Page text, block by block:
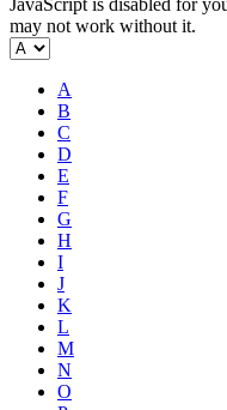
JavaScript is disabled for
may not work without it.
A
B
C
D
E
F
G
H
I
J
K
L
M
N
O